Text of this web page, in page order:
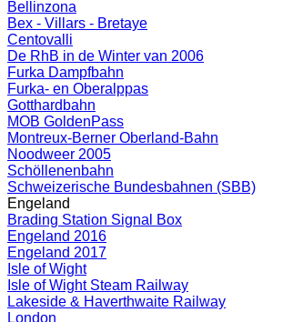
Bellinzona
Bex - Villars - Bretaye
Centovalli
De RhB in de Winter van 2006
Furka Dampfbahn
Furka- en Oberalppas
Gotthardbahn
MOB GoldenPass
Montreux-Berner Oberland-Bahn
Noodweer 2005
Schöllenenbahn
Schweizerische Bundesbahnen (SBB)
Engeland
Brading Station Signal Box
Engeland 2016
Engeland 2017
Isle of Wight
Isle of Wight Steam Railway
Lakeside & Haverthwaite Railway
London